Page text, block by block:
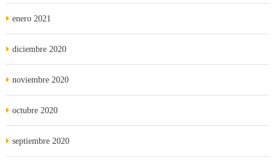
enero 2021
diciembre 2020
noviembre 2020
octubre 2020
septiembre 2020